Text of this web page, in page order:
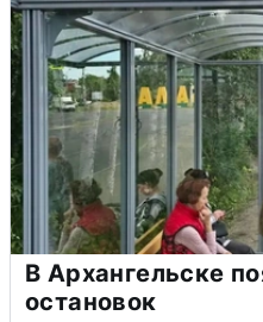
В Архангельске
остановок